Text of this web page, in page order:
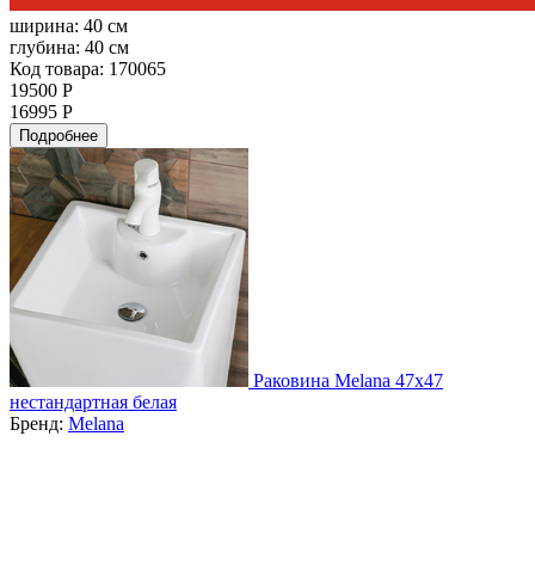
ширина: 40 см
глубина: 40 см
Код товара: 170065
19500 Р
16995 Р
Подробнее
Раковина Melana 47x47
нестандартная белая
Бренд: Melana